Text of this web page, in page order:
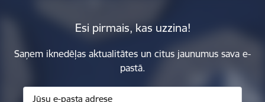
Esi pirmais, kas uzzina!
Saņem iknedēļas aktualitātes un citus jaunumus sava e-
pastā.